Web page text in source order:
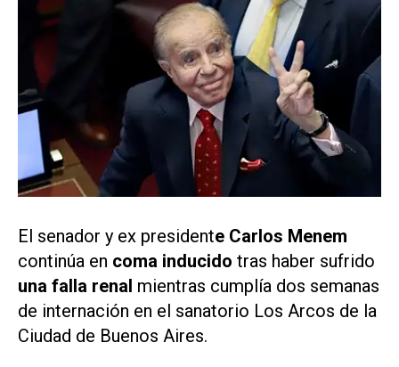
El senador y ex presidente Carlos Menem
continúa en coma inducido tras haber sufrido
una falla renal mientras cumplía dos semanas
de internación en el sanatorio Los Arcos de la
Ciudad de Buenos Aires.